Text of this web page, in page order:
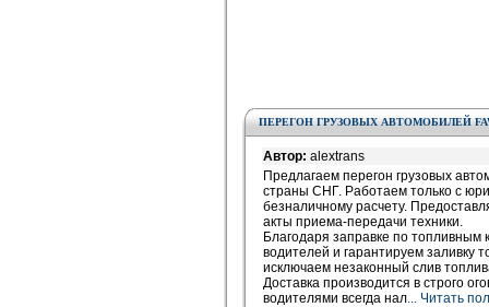
ПЕРЕГОН ГРУЗОВЫХ АВТОМОБИЛЕЙ
Автор: alextrans
Предлагаем перегон грузовых
страны СНГ. Работаем только с
безналичному расчету.
акты приема-передачи техники.
Благодаря заправке по
водителей и гарантируем заливку
исключаем незаконный слив
Доставка производится в строго
водителями всегда нал... Читать